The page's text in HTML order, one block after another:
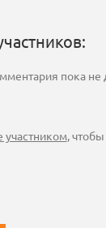
пока не
участником,